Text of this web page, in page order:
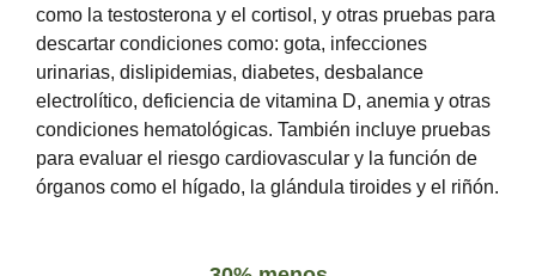
como la testosterona y el cortisol, y otras pruebas para
descartar condiciones como: gota, infecciones
urinarias, dislipidemias, diabetes, desbalance
electrolítico, deficiencia de vitamina D, anemia y otras
condiciones hematológicas. También incluye pruebas
para evaluar el riesgo cardiovascular y la función de
órganos como el hígado, la glándula tiroides y el riñón.